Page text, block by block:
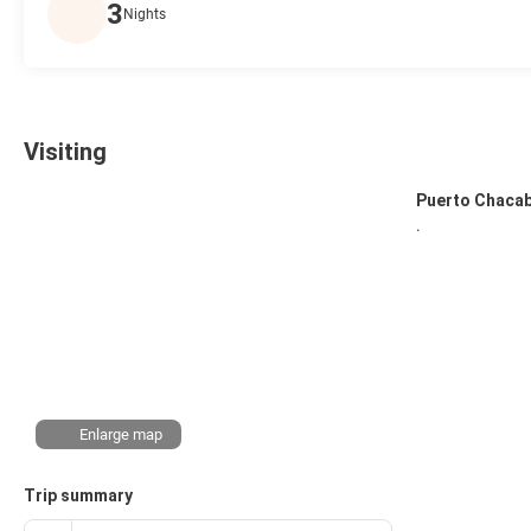
3 Nights
Visiting
Enlarge map
Trip summary
Puerto
.